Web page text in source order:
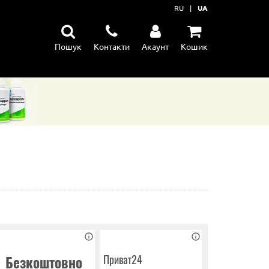
RU | UA
Пошук Контакти Акаунт Кошик
Безкоштовно
Приват24